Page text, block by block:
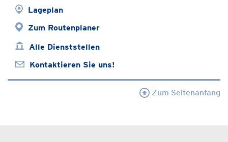
Lageplan
Zum Routenplaner
Alle Dienststellen
Kontaktieren Sie uns!
Zum Seitenanfang